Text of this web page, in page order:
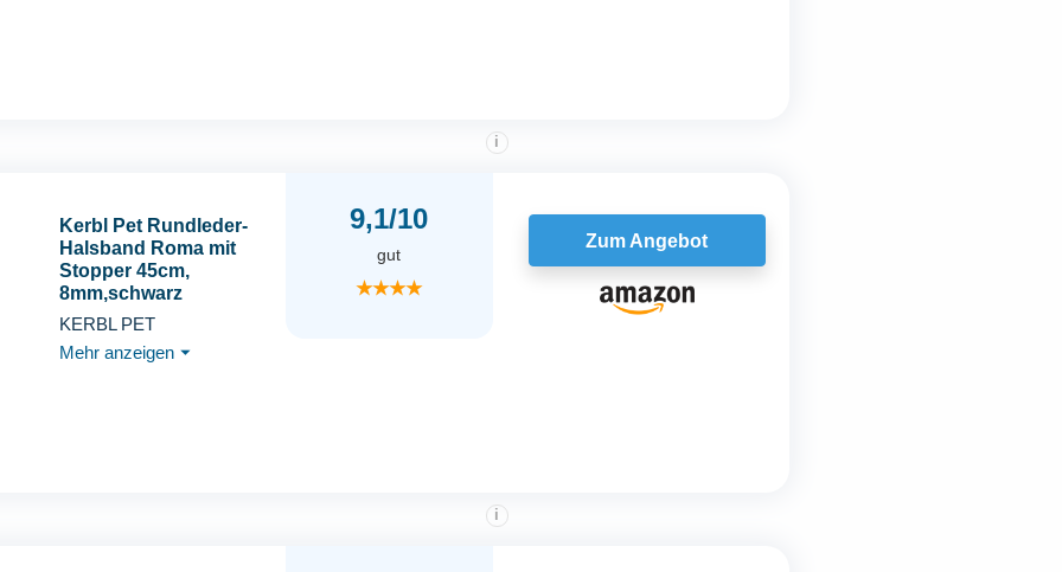
Kerbl Pet Rundleder-
Halsband Roma mit
Stopper 45cm,
8mm,schwarz
KERBL PET
Mehr anzeigen ⏷
9,1/10
i
gut
★★★★
Zum Angebot
i